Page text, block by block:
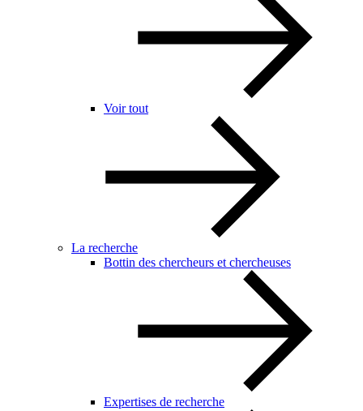
Voir tout
La recherche
Bottin des chercheurs et chercheuses
Expertises de recherche